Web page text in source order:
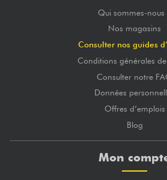
Qui sommes-nous
Nos magasins
Consulter nos guides
Conditions générales de
Consulter notre
Données
Offres d’emplois
Blog
Mon